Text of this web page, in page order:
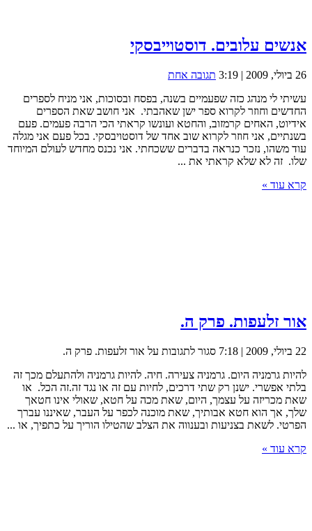
אנשים עלובים. דוסטוייבסקי
26 ביולי, 2009 | 3:19
תגובה אחת
עשיתי לי מנהג כזה שפעמיים בשנה, בפסח ובסוכות, אני מניח לספרים
החדשים וחוזר לקרוא ספר ישן שאהבתי. אני חושב שאת הספרים
אידיוט, האחים קרמזוב, והחטא ועונשו קראתי הכי הרבה פעמים. פעם
בשנתיים, אני חוזר לקרוא שוב אחד של דוסטויבסקי. בכל פעם אני מגלה
עוד משהו, נזכר כנראה בדברים ששכחתי. אני נכנס מחדש לעולם המיוחד
שלו. זה לא שלא קראתי את ...
קרא עוד »
אור זלעפות. פרק ה.
22 ביולי, 2009 | 7:18 סגור לתגובות על אור זלעפות. פרק ה.
להיות גרמניה היום. גרמניה צעירה. חיה. להיות גרמניה ולהתעלם מכך זה
בלתי אפשרי. ישנן רק שתי דרכים, לחיות עם זה או נגד זה.זה הכל. או
שאת מכריזה על עצמך, היום, שאת מכה על חטא, שאולי אינו חטאך
שלך, אך הוא חטא אבותיך, שאת מוכנה לכפר על העבר, שאיננו עברך
הפרטי. לשאת בצניעות ובענווה את הצלב שהטילו הוריך על כתפיך, או ...
קרא עוד »